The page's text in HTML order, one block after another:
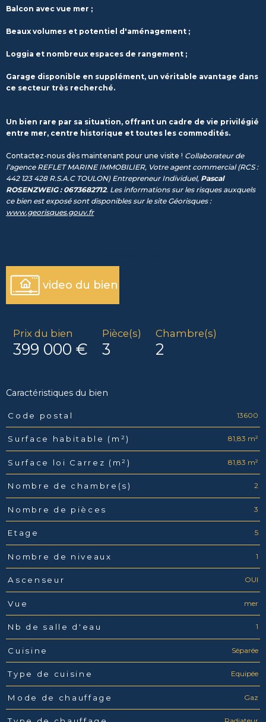
Balcon avec vue mer ;
Beaux volumes et potentiel d'aménagement ;
Loggia et nombreux espaces de rangement ;
Garage disponible en supplément, un véritable avantage dans
ce secteur très recherché.
Un bien rare par sa situation, offrant un cadre de vie privilégié
entre mer, centre historique et toutes les commodités.
Contactez-nous dès maintenant pour une visite ! Collaborateur de
l’agence REFLET MARINE IMMOBILIER, Votre agent commercial (RCS :
442 123 428 R.S.A.C TOULON) Entrepreneur Individuel, Pascal
ROSENZWEIG : 0673682712. Les informations sur les risques auxquels
ce bien est exposé sont disponibles sur le site Géorisques :
www.georisques.gouv.fr
video du bien
Prix du bien
399 000 €
Pièce(s)
3
Chambre(s)
2
Caractéristiques du bien
Caractéristiques Valeurs
Code postal 13600
Surface habitable (m²) 81,83 m²
Surface loi Carrez (m²) 81,83 m²
Nombre de chambre(s) 2
Nombre de pièces 3
Etage 5
Nombre de niveaux 1
Ascenseur OUI
Vue mer
Nb de salle d'eau 1
Cuisine Séparée
Type de cuisine Equipée
Mode de chauffage Gaz